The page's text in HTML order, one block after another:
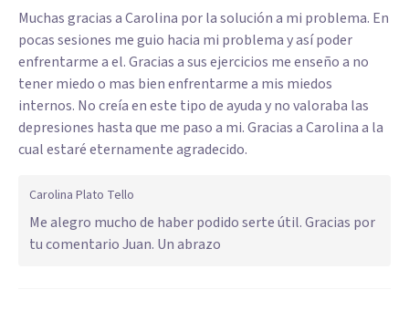
Muchas gracias a Carolina por la solución a mi problema. En
pocas sesiones me guio hacia mi problema y así poder
enfrentarme a el. Gracias a sus ejercicios me enseño a no
tener miedo o mas bien enfrentarme a mis miedos
internos. No creía en este tipo de ayuda y no valoraba las
depresiones hasta que me paso a mi. Gracias a Carolina a la
cual estaré eternamente agradecido.
Carolina Plato Tello
Me alegro mucho de haber podido serte útil. Gracias por
tu comentario Juan. Un abrazo